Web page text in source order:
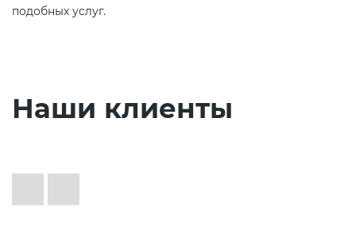
подобных услуг.
Наши клиенты